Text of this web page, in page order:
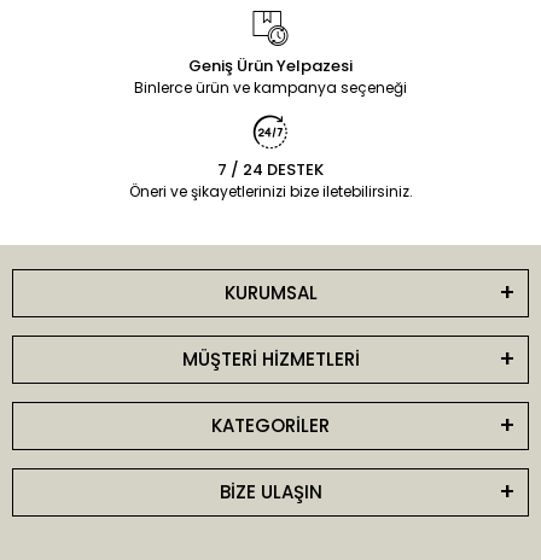
Geniş Ürün Yelpazesi
Binlerce ürün ve kampanya seçeneği
7 / 24 DESTEK
Öneri ve şikayetlerinizi bize iletebilirsiniz.
KURUMSAL
MÜŞTERİ HİZMETLERİ
KATEGORİLER
BİZE ULAŞIN